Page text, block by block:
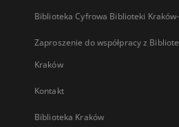
Biblioteka Cyfrowa Biblioteki
Zaproszenie do współpracy z
Kraków
Kontakt
Biblioteka Kraków